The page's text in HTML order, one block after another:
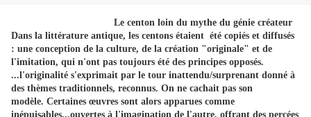
Le centon loin du mythe du génie créateur
Dans la littérature antique, les centons étaient été copiés et diffusés
: une conception de la culture, de la création "originale" et de
l'imitation, qui n'ont pas toujours été des principes opposés.
...l'originalité s'exprimait par le tour inattendu/surprenant donné à
des thèmes traditionnels, reconnus. On ne cachait pas son
modèle. Certaines œuvres sont alors apparues comme
inépuisables...ouvertes à l'imagination de l'autre, offrant des percées